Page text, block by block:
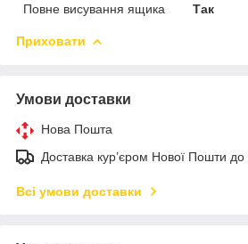
Повне висування ящика Так
Приховати
Умови доставки
Нова Пошта
Доставка кур’єром Нової Пошти
Всі умови доставки